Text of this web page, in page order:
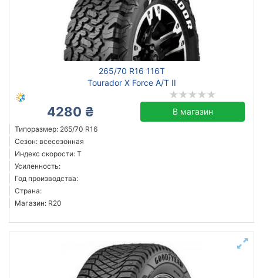
265/70 R16 116T
Tourador X Force A/T II
4280 ₴ В магазин
Типоразмер: 265/70 R16
Сезон: всесезонная
Индекс скорости: T
Усиленность:
Год производства:
Страна:
Магазин: R20